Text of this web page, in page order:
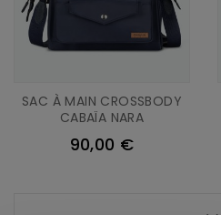
SAC À MAIN CROSSBODY
CABAÏA NARA
90,00 €